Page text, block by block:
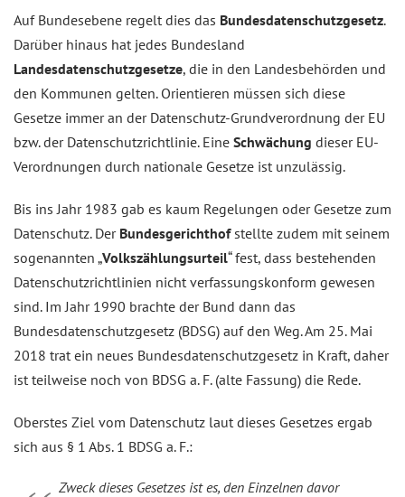
Auf Bundesebene regelt dies das Bundesdatenschutzgesetz.
Darüber hinaus hat jedes Bundesland
Landesdatenschutzgesetze, die in den Landesbehörden und
den Kommunen gelten. Orientieren müssen sich diese
Gesetze immer an der Datenschutz-Grundverordnung der EU
bzw. der Datenschutzrichtlinie. Eine Schwächung dieser EU-
Verordnungen durch nationale Gesetze ist unzulässig.
Bis ins Jahr 1983 gab es kaum Regelungen oder Gesetze zum
Datenschutz. Der Bundesgerichthof stellte zudem mit seinem
sogenannten „Volkszählungsurteil“ fest, dass bestehenden
Datenschutzrichtlinien nicht verfassungskonform gewesen
sind. Im Jahr 1990 brachte der Bund dann das
Bundesdatenschutzgesetz (BDSG) auf den Weg. Am 25. Mai
2018 trat ein neues Bundesdatenschutzgesetz in Kraft, daher
ist teilweise noch von BDSG a. F. (alte Fassung) die Rede.
Oberstes Ziel vom Datenschutz laut dieses Gesetzes ergab
sich aus § 1 Abs. 1 BDSG a. F.:
Zweck dieses Gesetzes ist es, den Einzelnen davor